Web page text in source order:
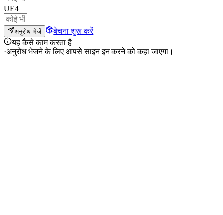
UE4
अनुरोध भेजें
बेचना शुरू करें
यह कैसे काम करता है
·अनुरोध भेजने के लिए आपसे साइन इन करने को कहा जाएगा।